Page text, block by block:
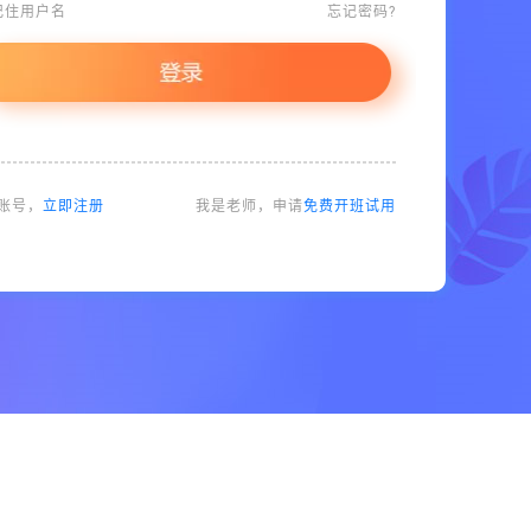
住用户名 忘记密码?
号，立即注册 我是老师，申请免费开班试用